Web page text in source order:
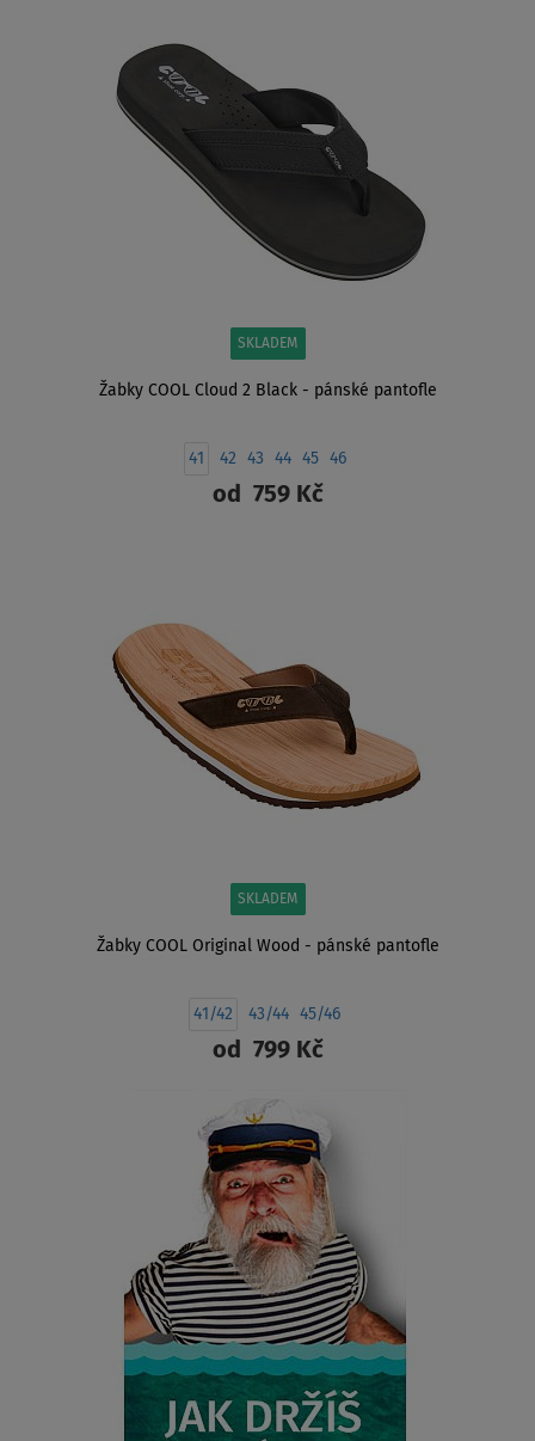
SKLADEM
Žabky COOL Cloud 2 Black - pánské pantofle
41 42 43 44 45 46
od 759 Kč
SKLADEM
Žabky COOL Original Wood - pánské pantofle
41/42 43/44 45/46
od 799 Kč
ZOBRAZIT